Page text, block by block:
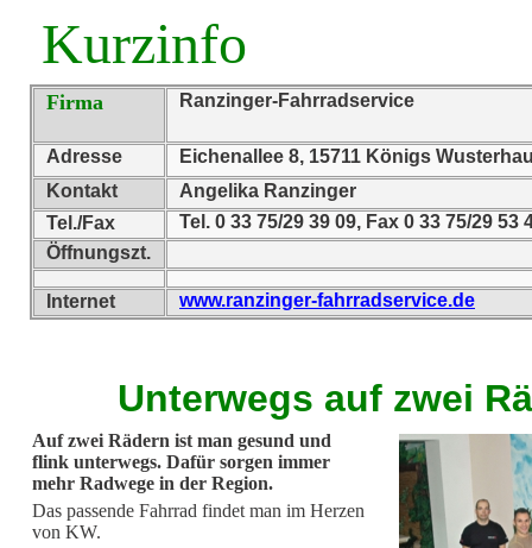
Kurzinfo
Firma Ranzinger-Fahrradservice
Adresse
Eichenallee 8, 15711 Königs
Kontakt
Angelika Ranzinger
Tel./Fax
Tel. 0 33 75/29 39 09, Fax 0 33 75/29 53
Öffnungszt.
Internet www.ranzinger-fahrradservice.de
Unterwegs auf zwei
Auf zwei Rädern ist man gesund und
flink unterwegs. Dafür sorgen immer
mehr Radwege in der Region.
Das passende Fahrrad findet man im Herzen
von KW.